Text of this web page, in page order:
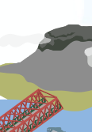
公式SNS